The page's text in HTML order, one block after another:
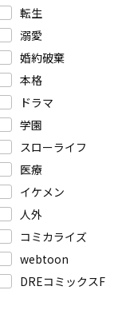
転生
溺愛
婚約破棄
本格
ドラマ
学園
スローライフ
医療
イケメン
人外
コミカライズ
webtoon
DREコミックスF